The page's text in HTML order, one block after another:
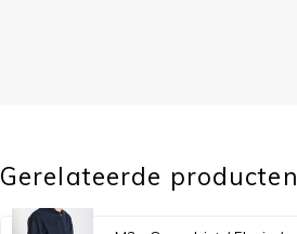
Gerelateerde producten